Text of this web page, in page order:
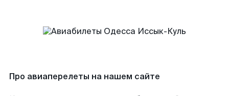
Про авиаперелеты на нашем сайте